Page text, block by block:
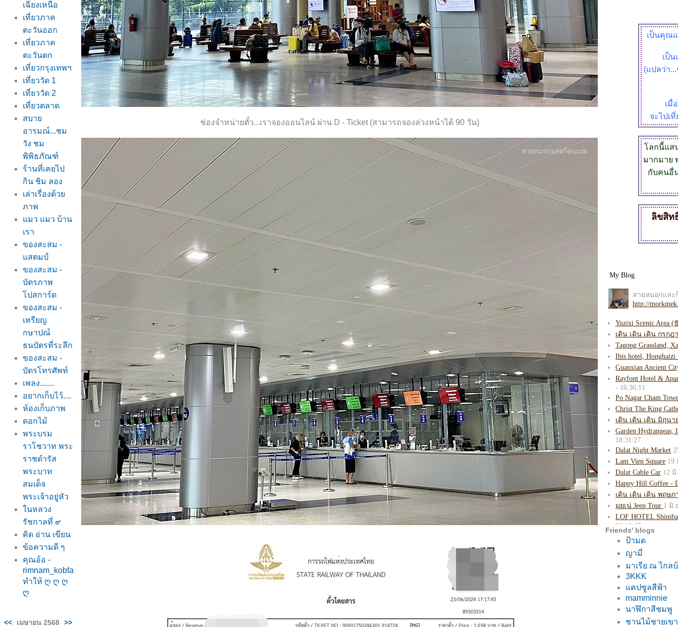
เฉียงเหนือ
เที่ยวภาค
ตะวันออก
เที่ยวภาค
ตะวันตก
เที่ยวกรุงเทพฯ
เที่ยววัด 1
เที่ยววัด 2
เที่ยวตลาด
สบา
อารมณ์...ชม
วัง ชม
พิพิธภัณฑ์
ร้านที่เคยไป
กิน ชิม ลอง
เล่าเรื่องด้ว
ภาพ
มว แมว บ้าน
เรา
ของสะสม -
สตมป์
ของสะสม -
บัตรภาพ
ปสการ์ด
ของสะสม -
เหรียญ
กษาปณ์
ธนบัตรที่ระลึก
ของสะสม -
บัตรโทรศัพท์
เพลง.......
อยากเก็บไว้....
ห้องเก็บภาพ
ดอกไม้
พระบรม
ราโชวาท พระ
ราชดำรัส
พระบาท
สมเด็จ
พระเจ้าอยู่หัว
นหลวง
รัชกาลที่ ๙
คิด อ่าน เขียน
ข้อความดี ๆ
คุณอ้อ -
rimnam_kobfa
ทำให้ ღ ღ ღ
ღ
<< เมษายน 2568 >>
ช่องจำหน่ายตั๋ว...เราจองออนไลน์ ผ่าน D - Ticket (สามารถจองล่วงหน้าได้ 90 วัน)
เป็นคุณ
เป็
(แปลว่า
เมื่
จะไปเ
ลกนี้แสน
มากมาย
กับคนอื่
ลิขสิท
Friends' blogs
ป้ามด
ญามี่
มาเรีย ณ ไกล
3KKK
คปซูลสีฟ้า
mamminnie
นาฬิกาสีชมพู
ชานไม้ชายเขา